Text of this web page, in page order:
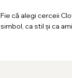
Fie că alegi cerceii
simbol, ca stil și ca